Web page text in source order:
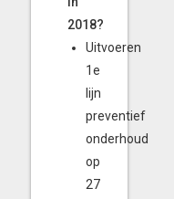
2018?
Uitvoeren
1e
lijn
preventief
onderhoud
op
27